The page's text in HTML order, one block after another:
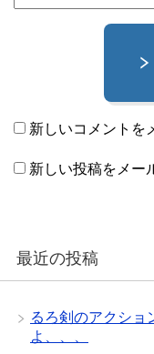
新しいコメントを
新しい投稿をメー
最近の投稿
るろ剣のアクショ
よ、、、